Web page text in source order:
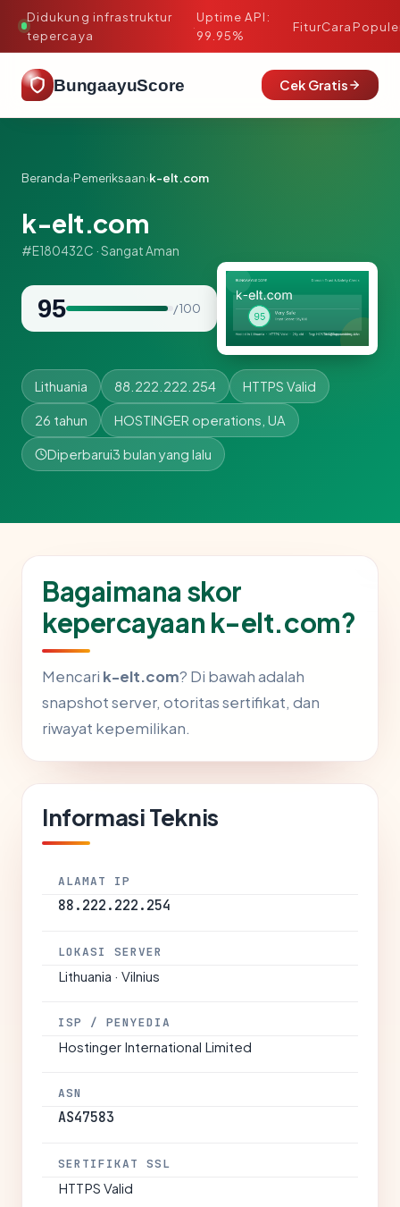
Didukung infrastruktur
tepercaya
·
Uptime API:
99.95%
FiturCara
BungaayuScore Cek Gratis
Beranda›Pemeriksaan›k-elt.com
k-elt.com
#E180432C · Sangat Aman
95 / 100
Lithuania 88.222.222.254 HTTPS Valid
26 tahun HOSTINGER operations, UA
Diperbarui3 bulan yang lalu
Bagaimana skor
kepercayaan k-elt.com?
Mencari k-elt.com? Di bawah adalah
snapshot server, otoritas sertifikat, dan
riwayat kepemilikan.
Informasi Teknis
ALAMAT IP
88.222.222.254
LOKASI SERVER
Lithuania · Vilnius
ISP / PENYEDIA
Hostinger International Limited
ASN
AS47583
SERTIFIKAT SSL
HTTPS Valid